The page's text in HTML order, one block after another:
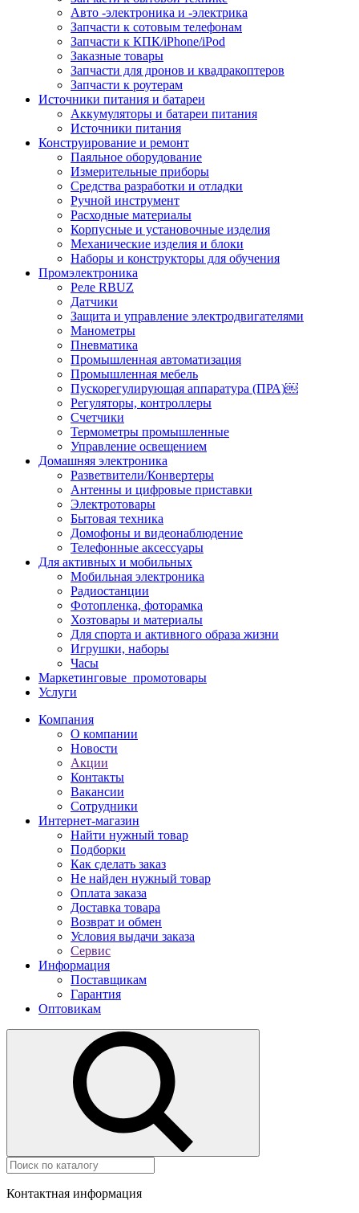
Авто -электроника и -электрика
Запчасти к сотовым телефонам
Запчасти к КПК/iPhone/iPod
Заказные товары
Запчасти для дронов и квадракоптеров
Запчасти к роутерам
Источники питания и батареи
Аккумуляторы и батареи питания
Источники питания
Конструирование и ремонт
Паяльное оборудование
Измерительные приборы
Средства разработки и отладки
Ручной инструмент
Расходные материалы
Корпусные и установочные изделия
Механические изделия и блоки
Наборы и конструкторы для обучения
Промэлектроника
Реле RBUZ
Датчики
Защита и управление электродвигателями
Манометры
Пневматика
Промышленная автоматизация
Промышленная мебель
Пускорегулирующая аппаратура (ПРА)￼
Регуляторы, контроллеры
Счетчики
Термометры промышленные
Управление освещением
Домашняя электроника
Разветвители/Конвертеры
Антенны и цифровые приставки
Электротовары
Бытовая техника
Домофоны и видеонаблюдение
Телефонные аксессуары
Для активных и мобильных
Мобильная электроника
Радиостанции
Фотопленка, фоторамка
Хозтовары и материалы
Для спорта и активного образа жизни
Игрушки, наборы
Часы
Маркетинговые_промотовары
Услуги
Компания
О компании
Новости
Акции
Контакты
Вакансии
Сотрудники
Интернет-магазин
Найти нужный товар
Подборки
Как сделать заказ
Не найден нужный товар
Оплата заказа
Доставка товара
Возврат и обмен
Условия выдачи заказа
Сервис
Информация
Поставщикам
Гарантия
Оптовикам
Контактная информация